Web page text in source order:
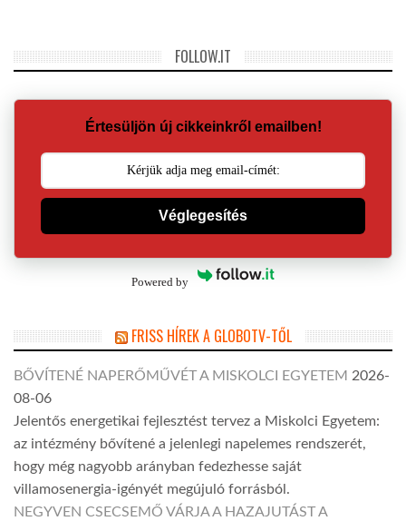
FOLLOW.IT
Értesüljön új cikkeinkről emailben!
Véglegesítés
Powered by
FRISS HÍREK A GLOBOTV-TŐL
BŐVÍTENÉ NAPERŐMŰVÉT A MISKOLCI EGYETEM 2026-
08-06
Jelentős energetikai fejlesztést tervez a Miskolci Egyetem:
az intézmény bővítené a jelenlegi napelemes rendszerét,
hogy még nagyobb arányban fedezhesse saját
villamosenergia-igényét megújuló forrásból.
NEGYVEN CSECSEMŐ VÁRJA A HAZAJUTÁST A